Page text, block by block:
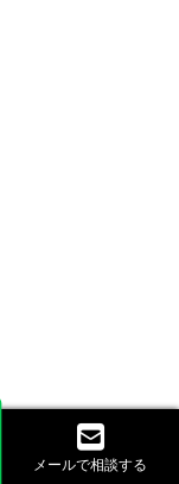
メールで相談する